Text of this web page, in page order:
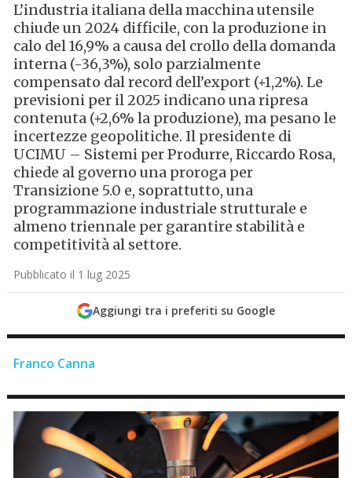
L’industria italiana della macchina utensile
chiude un 2024 difficile, con la produzione in
calo del 16,9% a causa del crollo della domanda
interna (-36,3%), solo parzialmente
compensato dal record dell’export (+1,2%). Le
previsioni per il 2025 indicano una ripresa
contenuta (+2,6% la produzione), ma pesano le
incertezze geopolitiche. Il presidente di
UCIMU – Sistemi per Produrre, Riccardo Rosa,
chiede al governo una proroga per
Transizione 5.0 e, soprattutto, una
programmazione industriale strutturale e
almeno triennale per garantire stabilità e
competitività al settore.
Pubblicato il 1 lug 2025
Aggiungi tra i preferiti su Google
Franco Canna